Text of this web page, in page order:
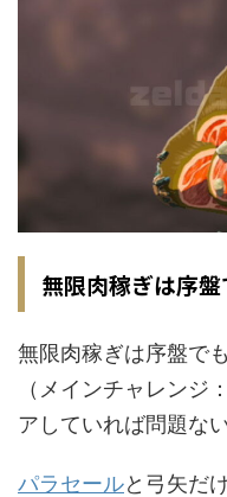
無限肉稼ぎは序盤
無限肉稼ぎは序盤で
（メインチャレンジ：
アしていれば問題な
パラセールと弓矢だ